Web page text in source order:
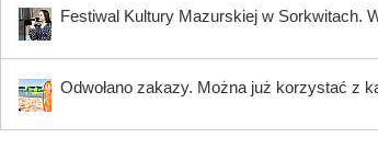
Festiwal Kultury Mazurskiej w Sorkwitach.
Odwołano zakazy. Można już korzystać z